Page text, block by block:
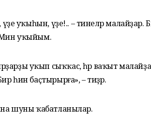
уҡыһын, үҙе!.. – тинеләр малайҙар.
Мин уҡыйым.
уҡып сыҡҡас, һәр ваҡыт
һин баҫтырырға», – тиҙәр.
шуны ҡабатланылар.